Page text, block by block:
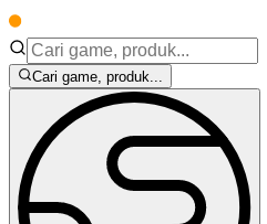
Cari game, produk...